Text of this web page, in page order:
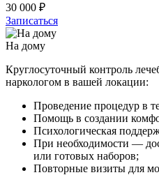
30 000 ₽
Записаться
На дому
Круглосуточный контроль
наркологом в вашей локации:
Проведение процедур в
Помощь в создании
Психологическая
При необходимости —
или готовых наборов;
Повторные визиты для